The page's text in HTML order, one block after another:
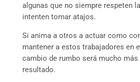
algunas que no siempre respeten
intenten tomar atajos.
Si anima a otros a actuar como
mantener a estos trabajadores en
cambio de rumbo será mucho
resultado.